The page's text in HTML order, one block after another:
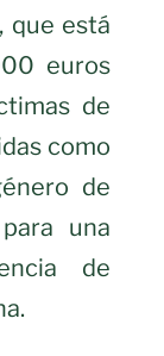
que está
euros
de
como
de
una
de